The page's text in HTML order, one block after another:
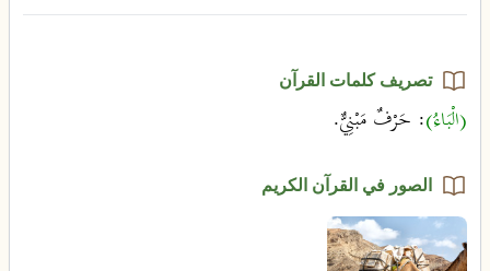
تصريف كلمات القرآن
(الْبَاءُ): حَرْفٌ مَبْنِيٌّ.
الصور في القرآن الكريم